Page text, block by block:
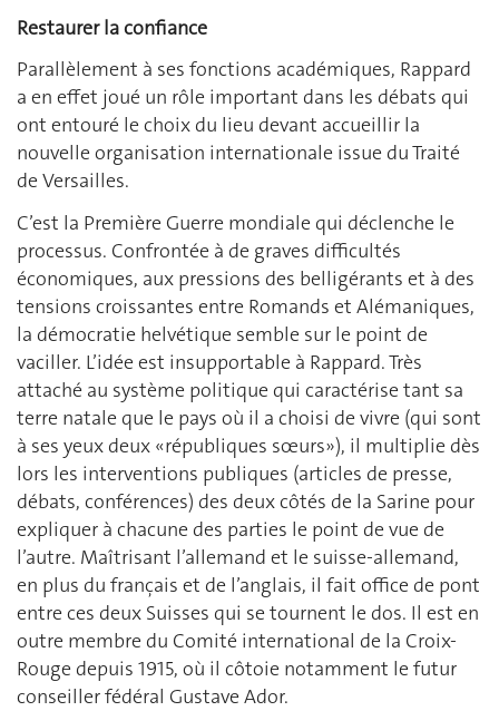
Restaurer la confiance
Parallèlement à ses fonctions académiques, Rappard
a en effet joué un rôle important dans les débats qui
ont entouré le choix du lieu devant accueillir la
nouvelle organisation internationale issue du Traité
de Versailles.
C’est la Première Guerre mondiale qui déclenche le
processus. Confrontée à de graves difficultés
économiques, aux pressions des belligérants et à des
tensions croissantes entre Romands et Alémaniques,
la démocratie helvétique semble sur le point de
vaciller. L’idée est insupportable à Rappard. Très
attaché au système politique qui caractérise tant sa
terre natale que le pays où il a choisi de vivre (qui sont
à ses yeux deux «républiques sœurs»), il multiplie dès
lors les interventions publiques (articles de presse,
débats, conférences) des deux côtés de la Sarine pour
expliquer à chacune des parties le point de vue de
l’autre. Maîtrisant l’allemand et le suisse-allemand,
en plus du français et de l’anglais, il fait office de pont
entre ces deux Suisses qui se tournent le dos. Il est en
outre membre du Comité international de la Croix-
Rouge depuis 1915, où il côtoie notamment le futur
conseiller fédéral Gustave Ador.